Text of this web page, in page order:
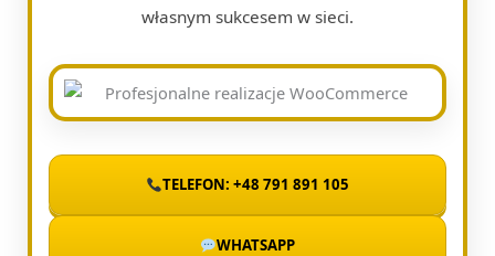
własnym sukcesem w sieci.
TELEFON: +48 791 891 105
WHATSAPP